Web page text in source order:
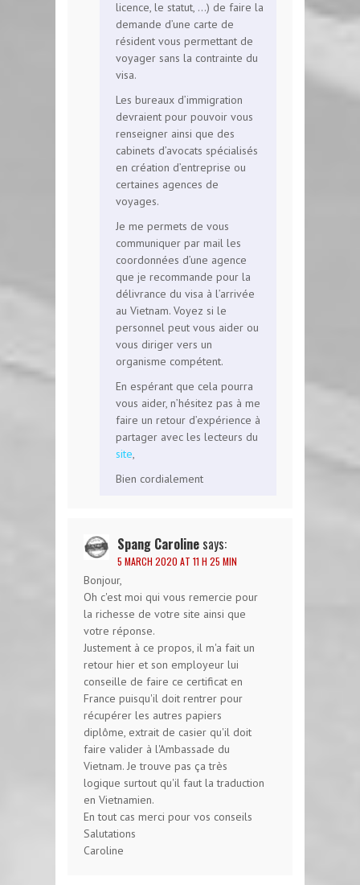
licence, le statut, …) de faire la
demande d’une carte de
résident vous permettant de
voyager sans la contrainte du
visa.
Les bureaux d’immigration
devraient pour pouvoir vous
renseigner ainsi que des
cabinets d’avocats spécialisés
en création d’entreprise ou
certaines agences de
voyages.
Je me permets de vous
communiquer par mail les
coordonnées d’une agence
que je recommande pour la
délivrance du visa à l’arrivée
au Vietnam. Voyez si le
personnel peut vous aider ou
vous diriger vers un
organisme compétent.
En espérant que cela pourra
vous aider, n’hésitez pas à me
faire un retour d’expérience à
partager avec les lecteurs du
site,
Bien cordialement
Spang Caroline says:
5 MARCH 2020 AT 11 H 25 MIN
Bonjour,
Oh c'est moi qui vous remercie pour
la richesse de votre site ainsi que
votre réponse.
Justement à ce propos, il m'a fait un
retour hier et son employeur lui
conseille de faire ce certificat en
France puisqu'il doit rentrer pour
récupérer les autres papiers
diplôme, extrait de casier qu'il doit
faire valider à l'Ambassade du
Vietnam. Je trouve pas ça très
logique surtout qu'il faut la traduction
en Vietnamien.
En tout cas merci pour vos conseils
Salutations
Caroline